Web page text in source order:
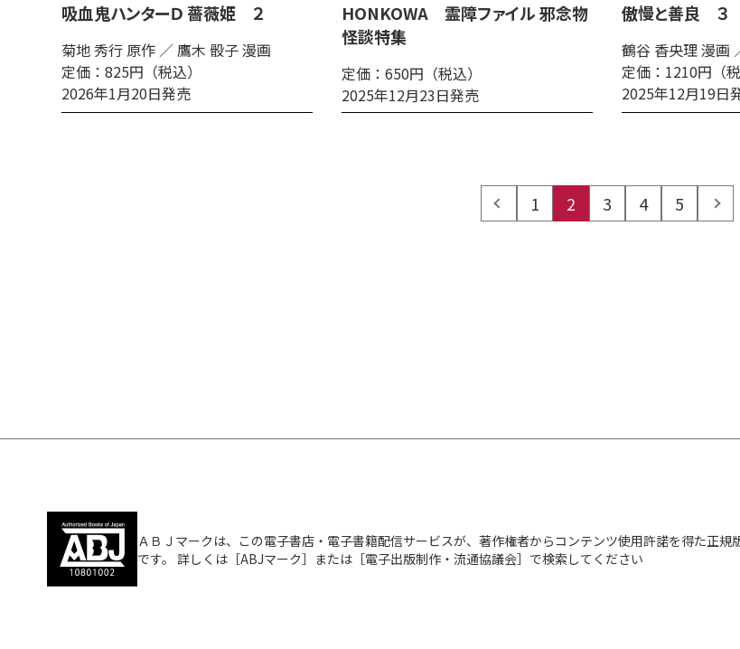
吸血鬼ハンターＤ 薔薇姫 ２
菊地 秀行 原作 ／ 鷹木 骰子 漫画
定価：825円（税込）
2026年1月20日発売
HONKOWA 霊障ファイル 邪念物
怪談特集
定価：650円（税込）
2025年12月23日発売
傲慢と善良 ３
鶴谷 香央理 漫画
定価：1210円（税
2025年12月19日
prev 1 2 3 4 5 next
ＡＢＪマークは、この電子書店・電子書籍配信サービスが、著作権者からコンテンツ使用許諾を得た正
です。 詳しくは［ABJマーク］または［電子出版制作・流通協議会］で検索してください